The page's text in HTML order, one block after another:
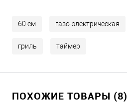
60 см газо-электрическая
гриль таймер
ПОХОЖИЕ ТОВАРЫ (8)